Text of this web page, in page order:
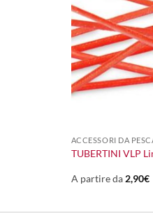
ACCESSORI DA
TUBERTINI VLP
A partire da 2,90€